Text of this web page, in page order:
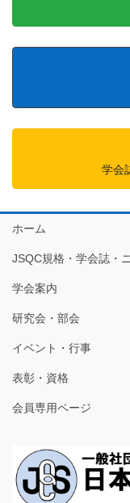
学会
ホーム
JSQC規格・学会誌・
学会案内
研究会・部会
イベント・行事
表彰・資格
会員専用ページ